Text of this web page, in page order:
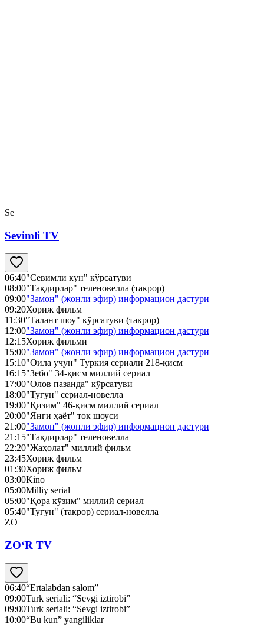
Se
Sevimli TV
06:40"Севимли кун" кўрсатуви
08:00"Тақдирлар" теленовелла (такрор)
09:00"Замон" (жонли эфир) информацион дастури
09:20Хориж фильм
11:30"Талант шоу" кўрсатуви (такрор)
12:00"Замон" (жонли эфир) информацион дастури
12:15Хориж фильми
15:00"Замон" (жонли эфир) информацион дастури
15:10"Оила учун" Туркия сериали 218-қисм
16:15"Зебо" 34-қисм миллий сериал
17:00"Олов пазанда" кўрсатуви
18:00"Тугун" сериал-новелла
19:00"Қизим" 46-қисм миллий сериал
20:00"Янги ҳаёт" ток шоуси
21:00"Замон" (жонли эфир) информацион дастури
21:15"Тақдирлар" теленовелла
22:20"Жаҳолат" миллий фильм
23:45Хориж фильм
01:30Хориж фильм
03:00Kino
05:00Milliy serial
05:00"Қора кўзим" миллий сериал
05:40"Тугун" (такрор) сериал-новелла
ZO
ZO‘R TV
06:40“Ertalabdan salom”
09:00Turk seriali: “Sevgi iztirobi”
09:00Turk seriali: “Sevgi iztirobi”
10:00“Bu kun” yangiliklar